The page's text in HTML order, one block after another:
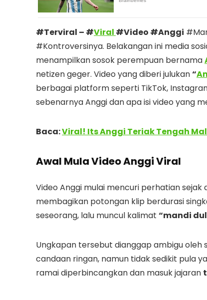
#Terviral – #Viral #Video #Anggi
#Kontroversinya. Belakangan ini media
menampilkan sosok perempuan bernama
netizen geger. Video yang diberi julukan“
berbagai platform seperti TikTok,
sebenarnya Anggi dan apa isi video yang
Baca:Viral! Its Anggi Teriak Tengah
Awal Mula Video Anggi Viral
Video Anggi mulai mencuri perhatian
membagikan potongan klip berdurasi
seseorang, lalu muncul kalimat “mandi
Ungkapan tersebut dianggap ambigu oleh
candaan ringan, namun tidak sedikit pula
ramai diperbincangkan dan masuk jajaran